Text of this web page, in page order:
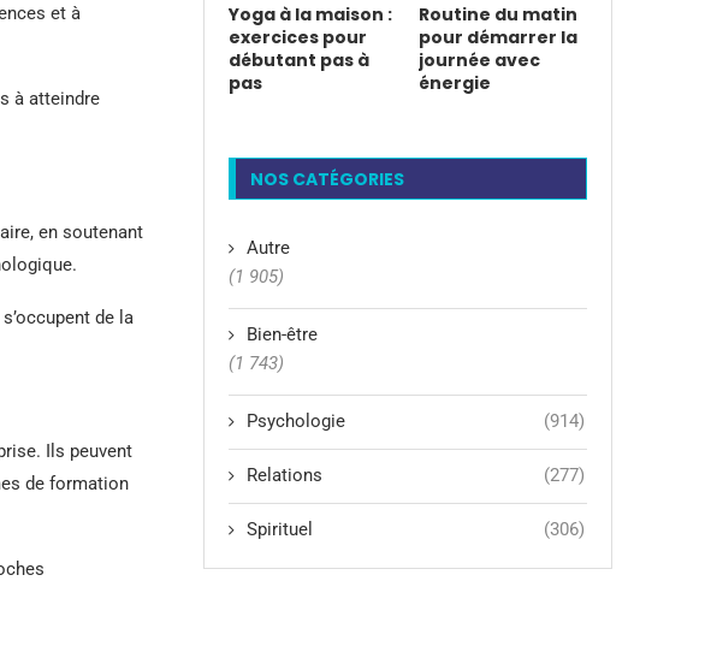
et à
à atteindre
en soutenant
de la
Ils peuvent
de formation
Yoga à la maison :
exercices pour
débutant pas à
pas
Routine du matin
pour démarrer la
journée avec
énergie
NOS CATÉGORIES
Autre
(1 905)
Bien-être
(1 743)
Psychologie (914)
Relations (277)
Spirituel (306)